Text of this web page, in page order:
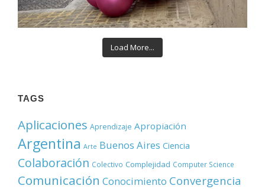
Load More...
TAGS
Aplicaciones Aprendizaje Apropiación
Argentina Arte Buenos Aires Ciencia
Colaboración Colectivo Complejidad Computer Science
Comunicación Conocimiento Convergencia